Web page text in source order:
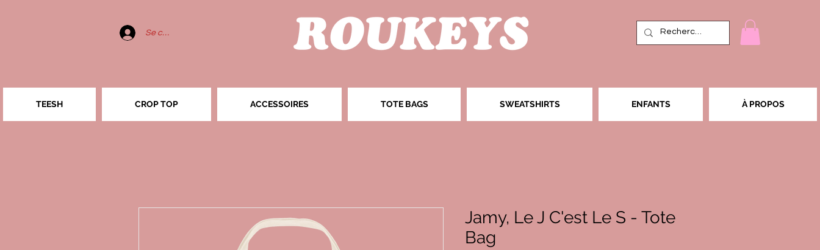
Se connecter
TEESH CROP TOP ACCESSOIRES TOTE BAGS SWEATSHIRTS ENFANTS À PROPOS
Jamy, Le J C'est Le S - Tote
Bag